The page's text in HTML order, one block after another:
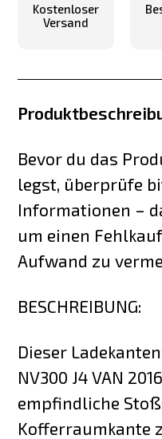
Kostenloser
Versand
Bevor du das
legst, überprüfe
Informationen –
um einen
Aufwand zu
BESCHREIBUNG:
Dieser
NV300 J4 VAN
empfindliche
Kofferraumkante